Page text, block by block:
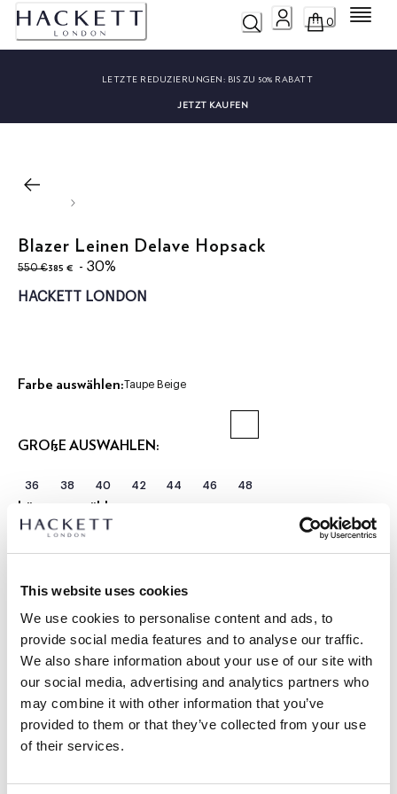
This website uses cookies
We use cookies to personalise content and ads, to
provide social media features and to analyse our traffic.
We also share information about your use of our site with
our social media, advertising and analytics partners who
may combine it with other information that you’ve
provided to them or that they’ve collected from your use
of their services.
0 Menü
LETZTE REDUZIERUNGEN: BIS ZU 50% RABATT
JETZT KAUFEN
Blazer Leinen Delave Hopsack
550 €
ursprünglicher Preis 550 €
385 €
aktueller Preis 385 €
- 30%
HACKETT LONDON
Farbe auswählen: Taupe Beige
GRÖßE AUSWÄHLEN:
36 38 40 42 44 46 48
Länge auswählen:
|
BESCHREIBUNG
HM4400143
- Ascot-Stil
LIEFERUNG UND RÜCKGABE
Kostenlose Lieferung und Rückgabe